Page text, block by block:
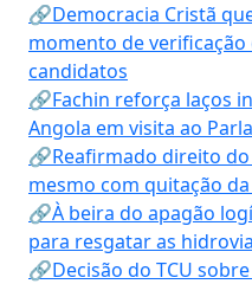
🔗Democracia Cristã
momento de
candidatos
🔗Fachin reforça laços
Angola em visita ao
🔗Reafirmado direito
mesmo com quitação
🔗À beira do apagão
para resgatar as
🔗Decisão do TCU